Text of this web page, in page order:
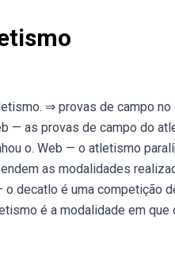
⇒ provas de campo
— as provas de campo do
o. Web — o atletismo
as modalidades
decatlo é uma competição
é a modalidade em